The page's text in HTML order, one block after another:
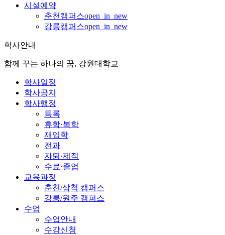
시설예약
춘천캠퍼스open_in_new
강릉캠퍼스open_in_new
학사안내
함께 꾸는 하나의 꿈, 강원대학교
학사일정
학사공지
학사행정
등록
휴학·복학
재입학
전과
자퇴·제적
수료·졸업
교육과정
춘천/삼척 캠퍼스
강릉/원주 캠퍼스
수업
수업안내
수강신청